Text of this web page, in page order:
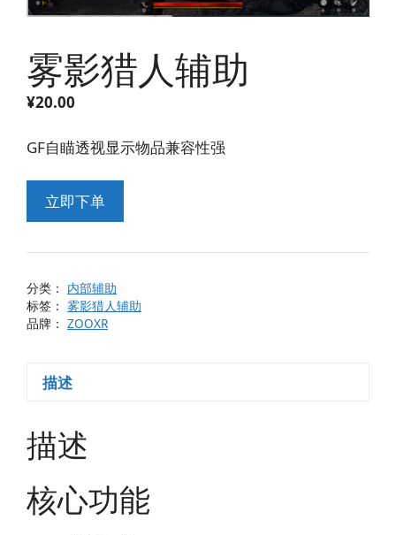
雾影猎人辅助
¥20.00
GF自瞄透视显示物品兼容性强
立即下单
分类： 内部辅助
标签： 雾影猎人辅助
品牌： ZOOXR
描述
描述
核心功能